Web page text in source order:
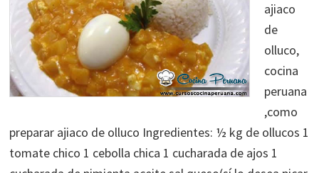
ajiaco
de
olluco,
cocina
peruana
,como
preparar ajiaco de olluco Ingredientes: ½ kg de ollucos 1
tomate chico 1 cebolla chica 1 cucharada de ajos 1